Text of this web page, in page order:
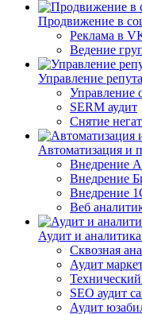
Продвижение в
Реклама в
Ведение
Управление
Управление
SERM аудит
Снятие
Автоматизация и
Внедрение
Внедрение
Внедрение
Веб
Аудит и аналитика
Сквозная
Аудит
Технический
SEO аудит
Аудит